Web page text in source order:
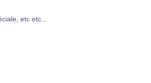
etc etc...